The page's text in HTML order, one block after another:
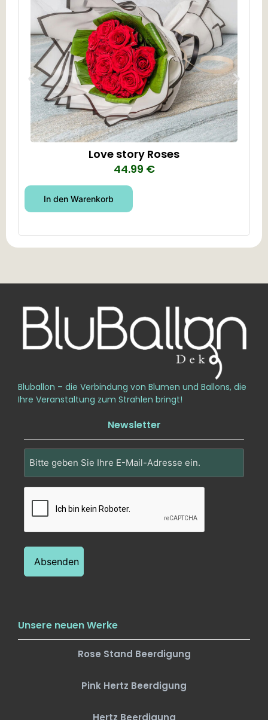
Love story Roses
44.99 €
In den Warenkorb
Bluballon – die Verbindung von Blumen und Ballons, die
Ihre Veranstaltung zum Strahlen bringt!
Newsletter
Email
(erforderlich)
CAPTCHA
Unsere neuen Werke
Rose Stand Beerdigung
Pink Hertz Beerdigung
Hertz Beerdigung